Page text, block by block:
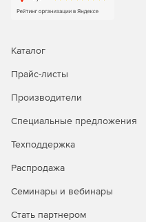
Обеспечение большей
Кодирование строк,
обфускации кода,
ускорения доставки
возможностями защиты
SDK для программного
Каталог
Прайс-листы
Производители
Специальные предложения
Техподдержка
Распродажа
Семинары и вебинары
Стать партнером